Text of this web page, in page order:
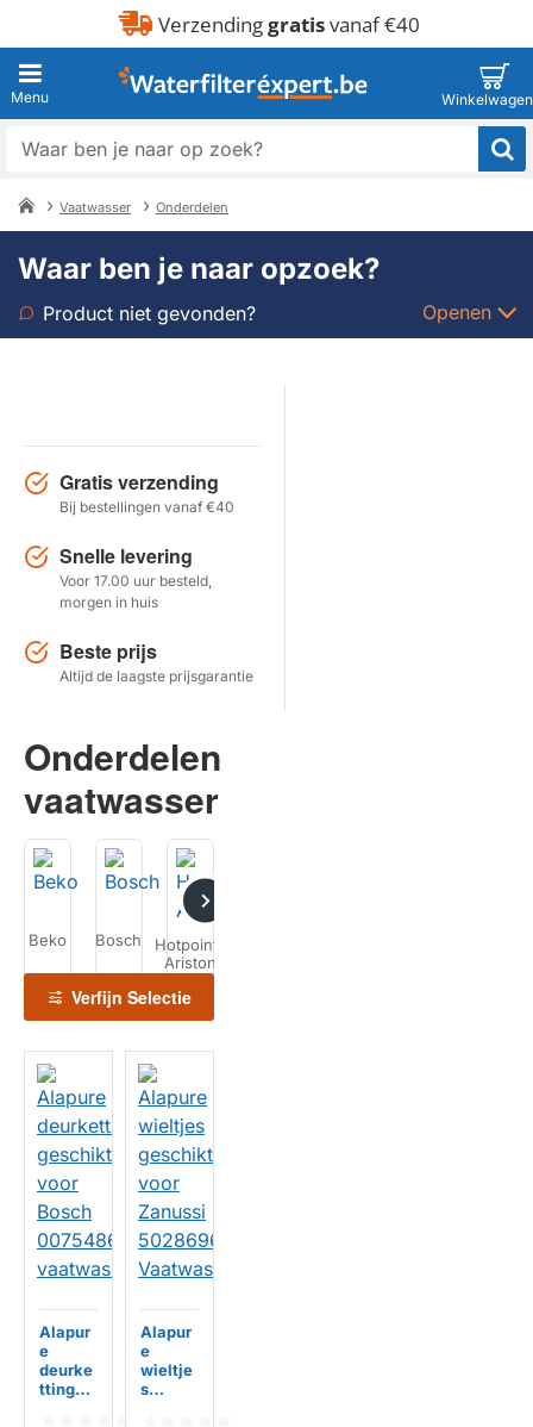
Verzendinggratisvanaf €40
Waar
zoek?
Vaatwasser Onderdelen
Waar ben je naar opzoek?
Product niet gevonden? Openen
Model
Herstel zoekopdracht
Gratis verzending
Bij bestellingen vanaf €40
Snelle levering
Voor 17.00 uur besteld,
morgen in huis
Beste prijs
Altijd de laagste prijsgarantie
Onderdelen
vaatwasser
Beko Bosch
Hotpoint-
Ariston
Verfijn Selectie
Alapur
e
deurke
tting
Alapur
e
wieltje
s